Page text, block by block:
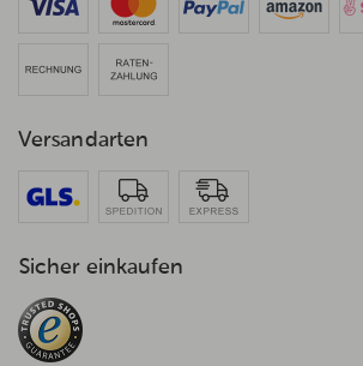
Versandarten
Sicher einkaufen